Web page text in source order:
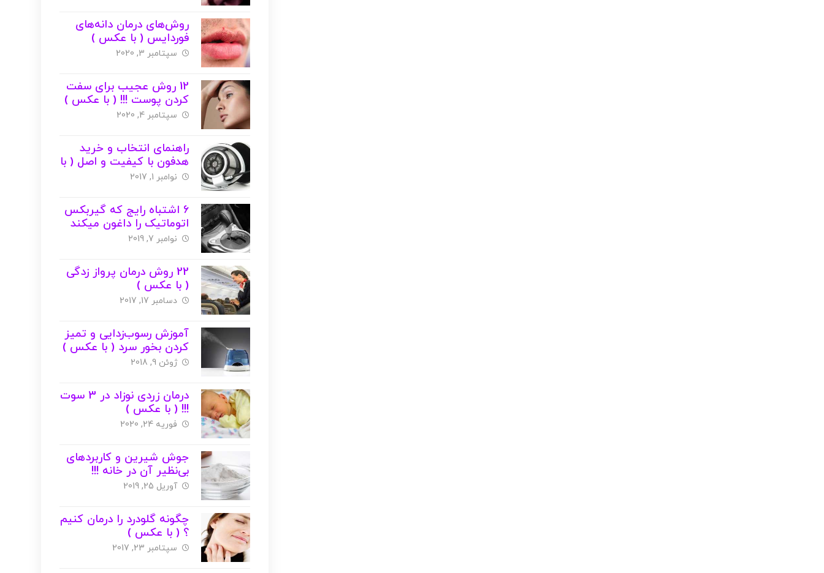
روش‌های درمان دانه‌های
فوردایس ( با عکس )
سپتامبر 3, 2020
12 روش‌ عجیب برای سفت
کردن پوست !!! ( با عکس )
سپتامبر 4, 2020
راهنمای انتخاب و خرید
هدفون با کیفیت و اصل ( با
عکس )
نوامبر 1, 2017
6 اشتباه رایج که گیربکس
اتوماتیک را داغون میکند
!!! نوامبر 7, 2019
22 روش درمان پرواز زدگی
( با عکس )
دسامبر 17, 2017
آموزش رسوب‌زدایی و تمیز
کردن بخور سرد ( با عکس )
ژوئن 9, 2018
درمان زردی نوزاد در 3 سوت
!!! ( با عکس )
فوریه 24, 2020
جوش شیرین و کاربردهای
بی‌نظیر آن در خانه !!!
آوریل 25, 2019
چگونه گلودرد را درمان کنیم
؟ ( با عکس )
سپتامبر 23, 2017